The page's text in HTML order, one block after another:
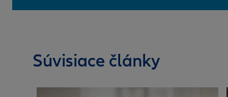
Súvisiace články